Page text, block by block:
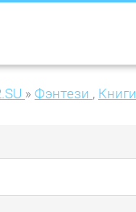
» Фэнтези ,